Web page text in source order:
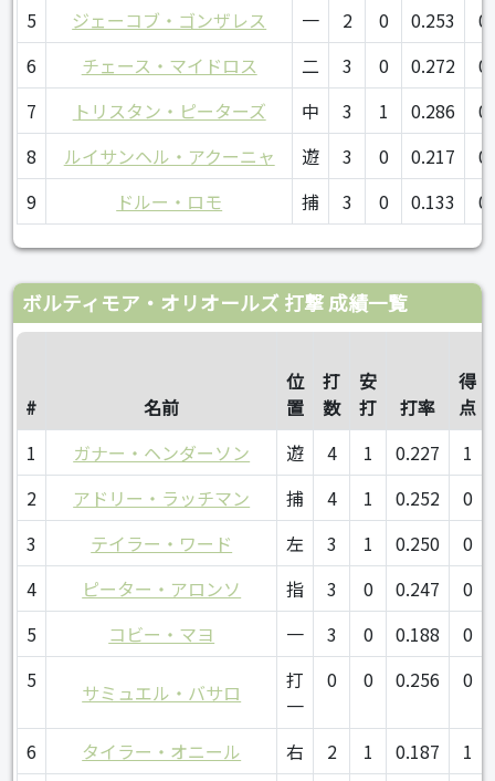
5
ジェーコブ・ゴンザレス 一 2 0 0.253
0
6
チェース・マイドロス 二 3 0 0.272
0
7
トリスタン・ピーターズ 中 3 1 0.286
0
8
ルイサンヘル・アクーニャ 遊 3 0 0.217
0
9
ドルー・ロモ 捕 3 0 0.133 0
ボルティモア・オリオールズ 打撃 成績一覧
# 名前
位
置
打
数
安
打
打率
得
点
1
ガナー・ヘンダーソン 遊 4 1 0.227
1
2
アドリー・ラッチマン 捕 4 1 0.252
0
3
テイラー・ワード 左 3 1 0.250
0
4
ピーター・アロンソ 指 3 0 0.247
0
5
コビー・マヨ 一 3 0 0.188
0
5
サミュエル・バサロ
打
一
0 0 0.256 0
6 タイラー・オニール 右 2 1 0.187
1